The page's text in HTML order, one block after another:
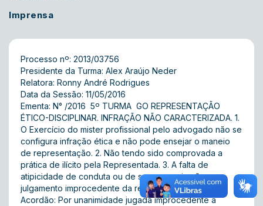
Imprensa
Processo nº: 2013/03756
Presidente da Turma: Alex Araújo Neder
Relatora: Ronny André Rodrigues
Data da Sessão: 11/05/2016
Ementa: N° /2016  5º TURMA  GO REPRESENTAÇÃO
ÉTICO-DISCIPLINAR. INFRAÇÃO NÃO CARACTERIZADA. 1.
O Exercício do mister profissional pelo advogado não se
configura infração ética e não pode ensejar o maneio
de representação. 2. Não tendo sido comprovada a
prática de ilícito pela Representada. 3. A falta de
atipicidade de conduta ou de sua prova, impõe o
julgamento improcedente da representação.
Acordão: Por unanimidade jugada improcedente a